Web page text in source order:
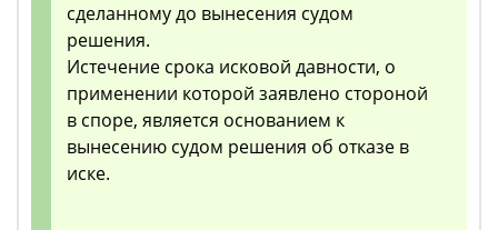
сделанному до вынесения судом
решения.
Истечение срока исковой давности, о
применении которой заявлено стороной
в споре, является основанием к
вынесению судом решения об отказе в
иске.